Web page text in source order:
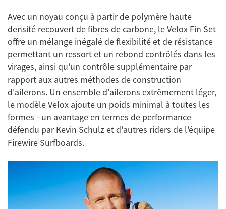
Avec un noyau conçu à partir de polymère haute
densité recouvert de fibres de carbone, le Velox Fin Set
offre un mélange inégalé de flexibilité et de résistance
permettant un ressort et un rebond contrôlés dans les
virages, ainsi qu'un contrôle supplémentaire par
rapport aux autres méthodes de construction
d'ailerons. Un ensemble d'ailerons extrêmement léger,
le modèle Velox ajoute un poids minimal à toutes les
formes - un avantage en termes de performance
défendu par Kevin Schulz et d'autres riders de l'équipe